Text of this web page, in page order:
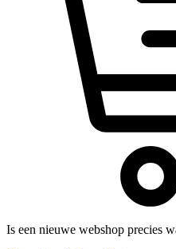
Is een nieuwe webshop precies